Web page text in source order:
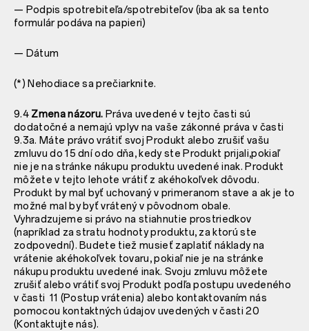
— Podpis spotrebiteľa/spotrebiteľov (iba ak sa tento
formulár podáva na papieri)
— Dátum
(*) Nehodiace sa prečiarknite.
9.4 Zmena názoru. Práva uvedené v tejto časti sú
dodatočné a nemajú vplyv na vaše zákonné práva v časti
9.3a. Máte právo vrátiť svoj Produkt alebo zrušiť vašu
zmluvu do 15 dní odo dňa, kedy ste Produkt prijali,pokiaľ
nie je na stránke nákupu produktu uvedené inak. Produkt
môžete v tejto lehote vrátiť z akéhokoľvek dôvodu.
Produkt by mal byť uchovaný v primeranom stave a ak je to
možné mal by byť vrátený v pôvodnom obale.
Vyhradzujeme si právo na stiahnutie prostriedkov
(napríklad za stratu hodnoty produktu, za ktorú ste
zodpovední). Budete tiež musieť zaplatiť náklady na
vrátenie akéhokoľvek tovaru, pokiaľ nie je na stránke
nákupu produktu uvedené inak. Svoju zmluvu môžete
zrušiť alebo vrátiť svoj Produkt podľa postupu uvedeného
v časti ‎ 11 (Postup vrátenia) alebo kontaktovaním nás
pomocou kontaktných údajov uvedených v časti ‎20
(Kontaktujte nás).